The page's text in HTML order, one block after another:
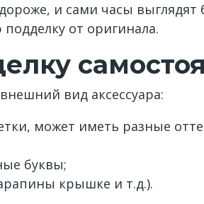
и сами часы
от оригинала.
вид аксессуара:
может иметь разные
буквы;
крышке и т.д.).